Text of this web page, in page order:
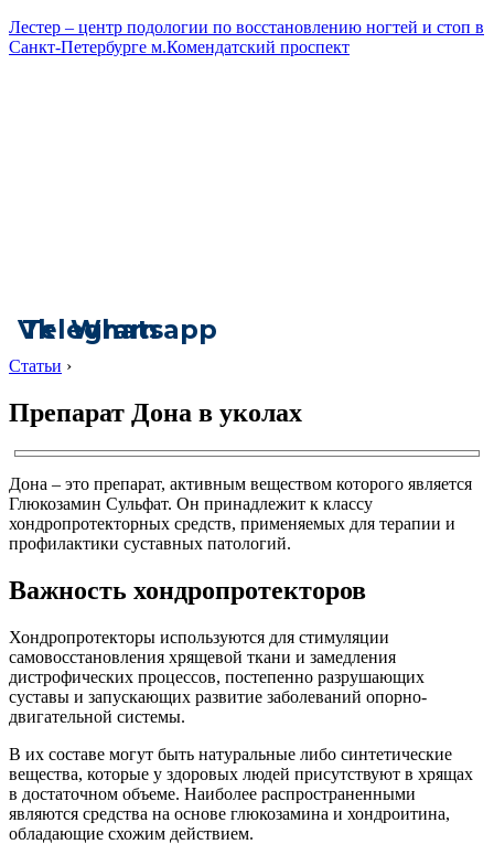
Лестер – центр подологии по восстановлению ногтей и стоп в
Санкт-Петербурге м.Комендатский проспект
Vk
Telegram
Whatsapp
Статьи ›
Препарат Дона в уколах
Дона – это препарат, активным веществом которого является
Глюкозамин Сульфат. Он принадлежит к классу
хондропротекторных средств, применяемых для терапии и
профилактики суставных патологий.
Важность хондропротекторов
Хондропротекторы используются для стимуляции
самовосстановления хрящевой ткани и замедления
дистрофических процессов, постепенно разрушающих
суставы и запускающих развитие заболеваний опорно-
двигательной системы.
В их составе могут быть натуральные либо синтетические
вещества, которые у здоровых людей присутствуют в хрящах
в достаточном объеме. Наиболее распространенными
являются средства на основе глюкозамина и хондроитина,
обладающие схожим действием.